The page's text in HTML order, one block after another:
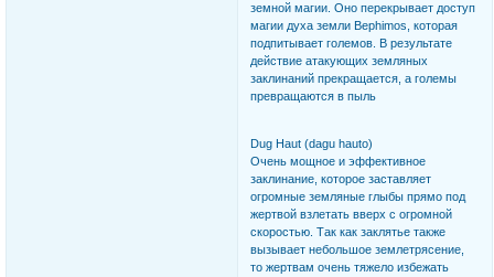
земной магии. Оно перекрывает доступ
магии духа земли Bephimos, которая
подпитывает големов. В результате
действие атакующих земляных
заклинаний прекращается, а големы
превращаются в пыль
Dug Haut (dagu hauto)
Очень мощное и эффективное
заклинание, которое заставляет
огромные земляные глыбы прямо под
жертвой взлетать вверх с огромной
скоростью. Так как заклятье также
вызывает небольшое землетрясение,
то жертвам очень тяжело избежать